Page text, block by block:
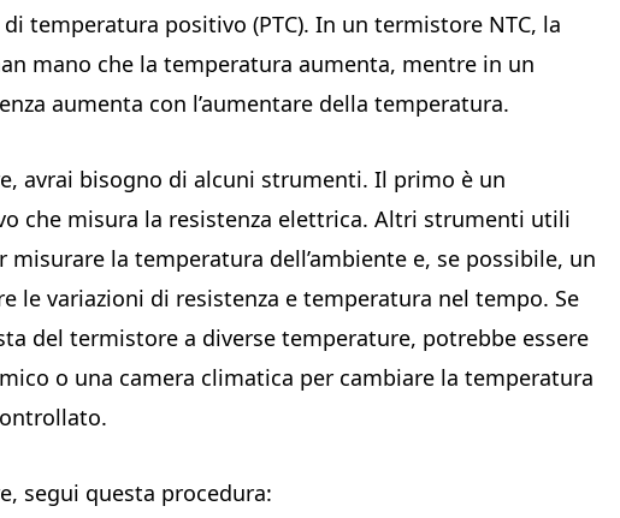
temperatura positivo (PTC). In un termistore NTC, la
mano che la temperatura aumenta, mentre in un
aumenta con l’aumentare della temperatura.
avrai bisogno di alcuni strumenti. Il primo è un
che misura la resistenza elettrica. Altri strumenti utili
la temperatura dell’ambiente e, se possibile, un
le variazioni di resistenza e temperatura nel tempo. Se
del termistore a diverse temperature, potrebbe essere
o una camera climatica per cambiare la temperatura
segui questa procedura: